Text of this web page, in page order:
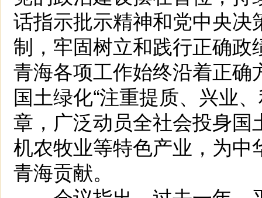
话指示批示精神和党中央
制，牢固树立和践行正确
青海各项工作始终沿着正
国土绿化“注重提质、兴业
章，广泛动员全社会投身
机农牧业等特色产业，为
青海贡献。